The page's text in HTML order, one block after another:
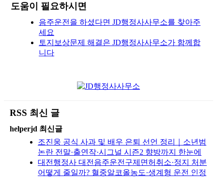
도움이 필요하시면
음주운전을 하셨다면 JD행정사사무소를 찾아주
세요
토지보상문제 해결은 JD행정사사무소가 함께합
니다
RSS 최신 글
helperjd 최신글
조진웅 공식 사과 및 배우 은퇴 선언 정리｜소년범
논란 전말·출연작·시그널 시즌2 향방까지 한눈에
대전행정사 대전음주운전구제면허취소·정지 처분
어떻게 줄일까? 혈중알코올농도·생계형 운전 인정